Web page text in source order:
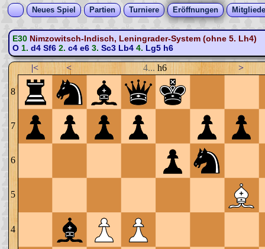
Neues Spiel Partien Turniere Eröffnungen
E30 Nimzowitsch-Indisch, Leningrader-System (ohne 5. Lh4)
O1. d4 Sf62. c4 e63. Sc3 Lb44. Lg5 h6
|< < 4... h6 >
8
7
6
5
4